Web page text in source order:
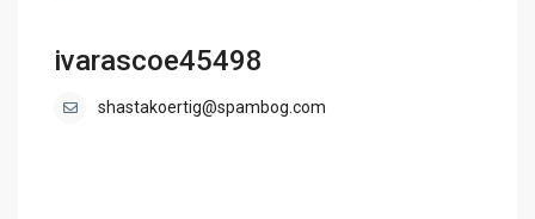
ivarascoe45498
shastakoertig@spambog.com